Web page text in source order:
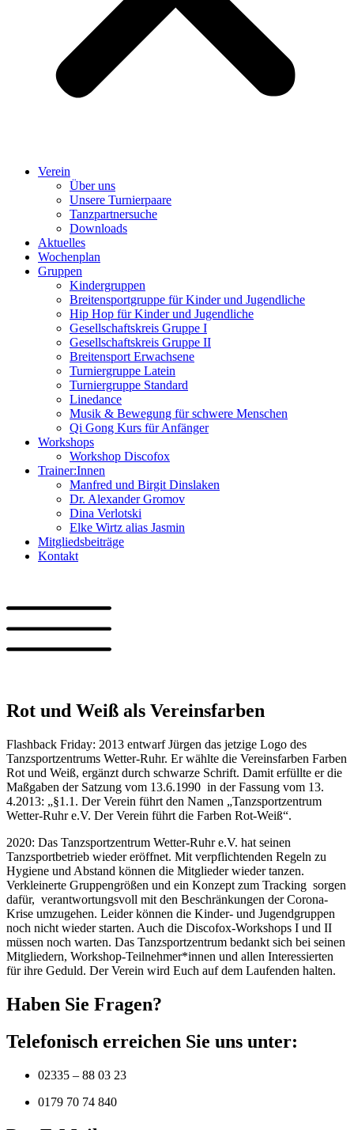
Verein
Über uns
Unsere Turnierpaare
Tanzpartnersuche
Downloads
Aktuelles
Wochenplan
Gruppen
Kindergruppen
Breitensportgruppe für Kinder und Jugendliche
Hip Hop für Kinder und Jugendliche​
Gesellschaftskreis Gruppe I
Gesellschaftskreis Gruppe II
Breitensport Erwachsene
Turniergruppe Latein
Turniergruppe Standard
Linedance
Musik & Bewegung für schwere Menschen​
Qi Gong Kurs für Anfänger
Workshops
Workshop Discofox
Trainer:Innen
Manfred und Birgit Dinslaken
Dr. Alexander Gromov
Dina Verlotski
Elke Wirtz alias Jasmin
Mitgliedsbeiträge
Kontakt
Rot und Weiß als Vereinsfarben
Flashback Friday: 2013 entwarf Jürgen das jetzige Logo des
Tanzsportzentrums Wetter-Ruhr. Er wählte die Vereinsfarben Farben
Rot und Weiß, ergänzt durch schwarze Schrift. Damit erfüllte er die
Maßgaben der Satzung vom 13.6.1990 in der Fassung vom 13.
4.2013: „§1.1. Der Verein führt den Namen „Tanzsportzentrum
Wetter-Ruhr e.V. Der Verein führt die Farben Rot-Weiß“.
2020: Das Tanzsportzentrum Wetter-Ruhr e.V. hat seinen
Tanzsportbetrieb wieder eröffnet. Mit verpflichtenden Regeln zu
Hygiene und Abstand können die Mitglieder wieder tanzen.
Verkleinerte Gruppengrößen und ein Konzept zum Tracking sorgen
dafür, verantwortungsvoll mit den Beschränkungen der Corona-
Krise umzugehen. Leider können die Kinder- und Jugendgruppen
noch nicht wieder starten. Auch die Discofox-Workshops I und II
müssen noch warten. Das Tanzsportzentrum bedankt sich bei seinen
Mitgliedern, Workshop-Teilnehmer*innen und allen Interessierten
für ihre Geduld. Der Verein wird Euch auf dem Laufenden halten.
Haben Sie Fragen?
Telefonisch erreichen Sie uns unter:
02335 – 88 03 23
0179 70 74 840